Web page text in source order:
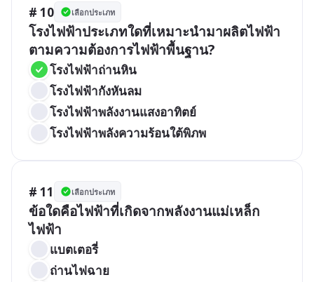
# 10 เลือกประเภท
โรงไฟฟ้าประเภทใดที่เหมาะนำมาผลิตไฟฟ้า
ตามความต้องการไฟฟ้าพื้นฐาน?
โรงไฟฟ้าถ่านหิน
โรงไฟฟ้ากังหันลม
โรงไฟฟ้าพลังงานแสงอาทิตย์
โรงไฟฟ้าพลังความร้อนใต้พิภพ
# 11 เลือกประเภท
ข้อใดคือไฟฟ้าที่เกิดจากพลังงานแม่เหล็ก
ไฟฟ้า
แบตเตอรี่
ถ่านไฟฉาย